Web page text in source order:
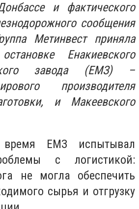
и фактического
сообщения
Метинвест приняла
Енакиевского
завода (ЕМЗ) –
производителя
и Макеевского
ЕМЗ испытывал
с логистикой:
не могла обеспечить
сырья и отгрузку